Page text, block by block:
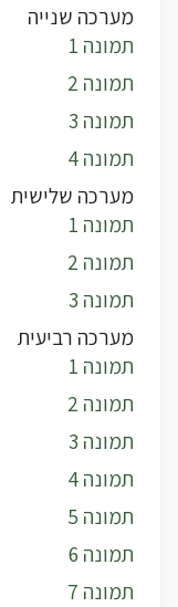
מערכה שנייה
תמונה 1
תמונה 2
תמונה 3
תמונה 4
מערכה שלישית
תמונה 1
תמונה 2
תמונה 3
מערכה רביעית
תמונה 1
תמונה 2
תמונה 3
תמונה 4
תמונה 5
תמונה 6
תמונה 7